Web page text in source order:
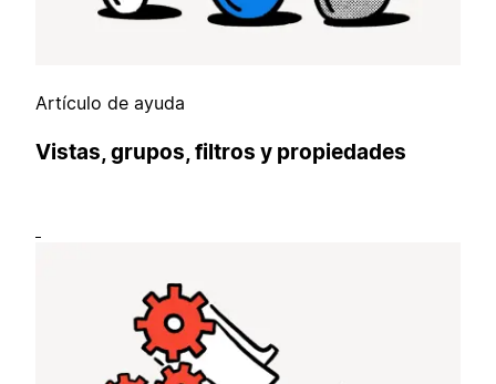
Artículo de ayuda
Vistas, grupos, filtros y propiedades